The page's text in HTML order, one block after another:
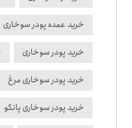
خرید عمده پودر سوخاری
خرید پودر سوخاری
خرید پودر سوخاری مرغ
خرید پودر سوخاری پانکو